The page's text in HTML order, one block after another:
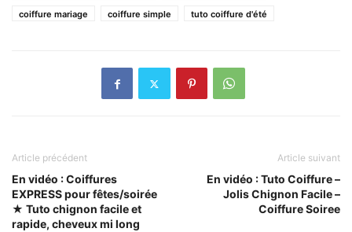
coiffure mariage
coiffure simple tuto coiffure d'été
Article précédent
En vidéo : Coiffures
EXPRESS pour fêtes/soirée
★ Tuto chignon facile et
rapide, cheveux mi long
Article suivant
En vidéo : Tuto Coiffure –
Jolis Chignon Facile –
Coiffure Soiree